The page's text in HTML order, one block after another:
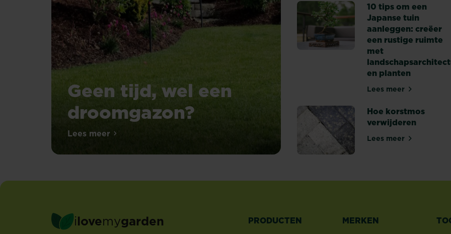
Geen tijd, wel een
droomgazon?
Lees meerGeen tijd, wel een droomgazon?
10 tips om een
Japanse tuin
aanleggen: creëer
een rustige ruimte
met
en planten
Lees meer10 tips om een
Hoe korstmos
verwijderen
Lees meerHoe korstmos
ilovemygarden PRODUCTEN MERKEN